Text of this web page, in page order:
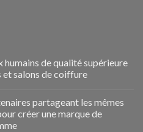
humains de qualité supérieure
salons de coiffure
partageant les mêmes
créer une marque de